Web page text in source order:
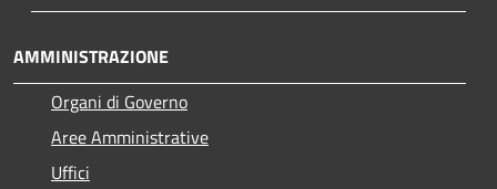
AMMINISTRAZIONE
Organi di Governo
Aree Amministrative
Uffici